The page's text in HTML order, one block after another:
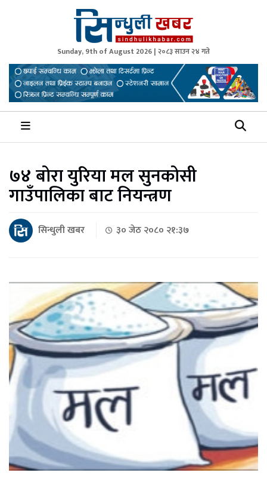
Sindhuli Khabar
News from Sindhuli Nepal
Sunday, 9th of August 2026 | २०८३ साउन २४ गते
७४ बोरा युरिया मल सुनकोसी
गाउँपालिका बाट नियन्त्रण
सिन्धुली खबर ३० जेठ २०८० २१:३७